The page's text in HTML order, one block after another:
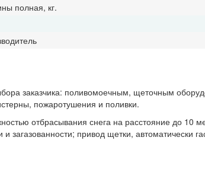
полная, кг.
заказчика: поливомоечным, щеточным
пожаротушения и поливки.
отбрасывания снега на расстояние до 10
загазованности; привод щетки, автоматически